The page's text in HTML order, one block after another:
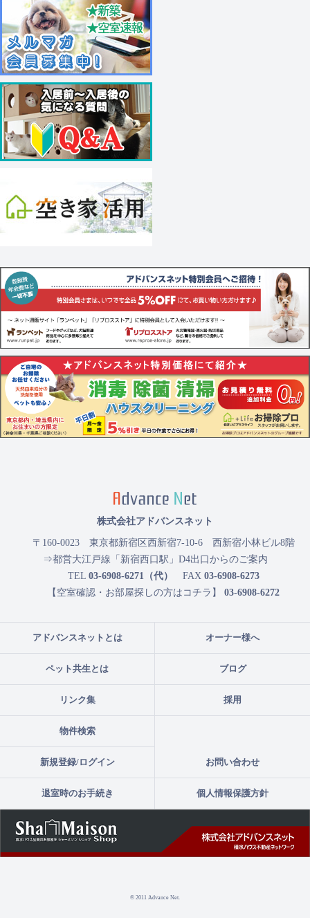
アドバンスネットとは オーナー様へ
ペット共生とは ブログ
リンク集 採用
物件検索
新規登録/ログイン お問い合わせ
退室時のお手続き 個人情報保護方針
© 2011 Advance Net.
株式会社アドバンスネット
〒160-0023 東京都新宿区西新宿7-10-6 西新宿小林ビル8階
⇒都営大江戸線「新宿西口駅」D4出口からのご案内
TEL 03-6908-6271（代） FAX 03-6908-6273
【空室確認・お部屋探しの方はコチラ】 03-6908-6272